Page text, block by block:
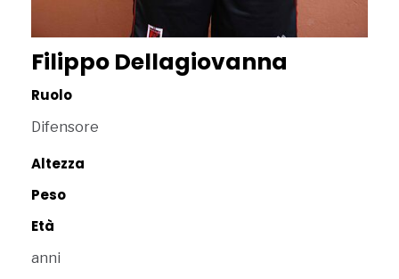
Filippo Dellagiovanna
Ruolo
Difensore
Altezza
Peso
Età
anni